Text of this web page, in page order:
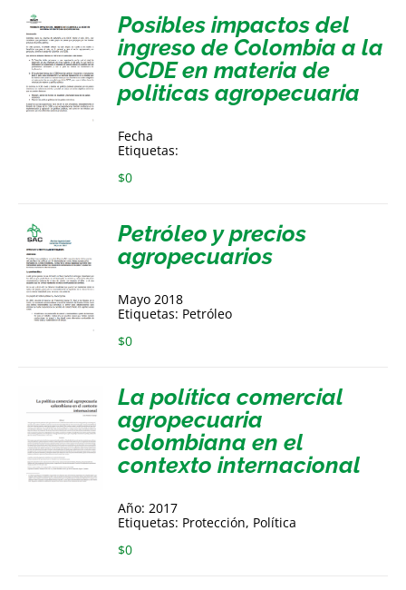
Posibles impactos del
ingreso de Colombia a la
OCDE en materia de
politicas agropecuaria
Fecha
Etiquetas:
$0
Petróleo y precios
agropecuarios
Mayo 2018
Etiquetas: Petróleo
$0
La política comercial
agropecuaria
colombiana en el
contexto internacional
Año: 2017
Etiquetas: Protección, Política
$0